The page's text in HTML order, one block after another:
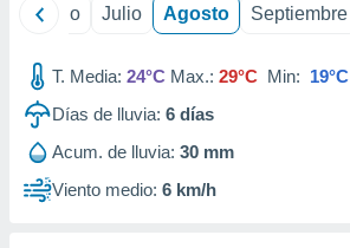
Junio Julio Agosto Septiembre
T. Media: 24°C Max.: 29°C Min: 19°C
Días de lluvia: 6 días
Acum. de lluvia: 30 mm
Viento medio: 6 km/h